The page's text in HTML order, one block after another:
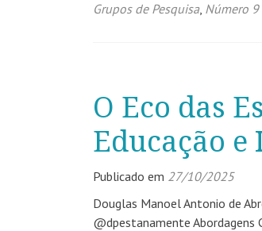
Grupos de Pesquisa, Número 9
O Eco das
Educação e
Publicado em 27/10/2025
Douglas Manoel Antonio de
@dpestanamente